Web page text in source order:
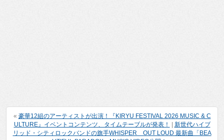
« 豪華12組のアーティストが出演！『KIRYU FESTIVAL 2026 MUSIC & C
ULTURE』イベントコンテンツ、タイムテーブルが発表！
新世代ハイブ
リッド・シティロックバンドの旗手WHISPER OUT LOUD 最新曲「BEA